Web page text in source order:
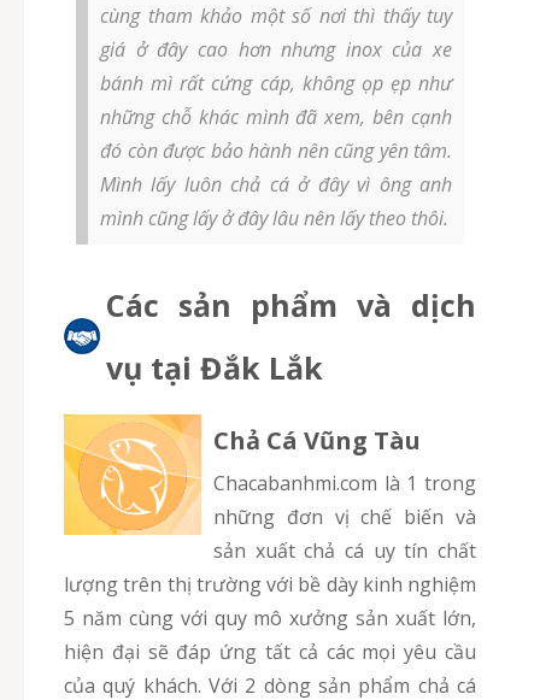
cùng tham khảo một số nơi thì thấy tuy
giá ở đây cao hơn nhưng inox của xe
bánh mì rất cứng cáp, không ọp ẹp như
những chỗ khác mình đã xem, bên cạnh
đó còn được bảo hành nên cũng yên tâm.
Mình lấy luôn chả cá ở đây vì ông anh
mình cũng lấy ở đây lâu nên lấy theo thôi.
Các sản phẩm và dịch
vụ tại Đắk Lắk
Chả Cá Vũng Tàu
chacabanhmi.com là 1 trong
những đơn vị chế biến và
sản xuất chả cá uy tín chất
lượng trên thị trường với bề dày kinh nghiệm
5 năm cùng với quy mô xưởng sản xuất lớn,
hiện đại sẽ đáp ứng tất cả các mọi yêu cầu
của quý khách. Với 2 dòng sản phẩm chả cá